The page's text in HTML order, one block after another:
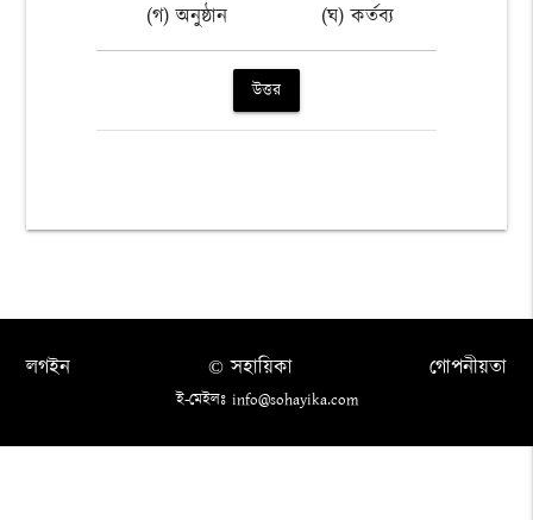
(গ) অনুষ্ঠান (ঘ) কর্তব্য
উত্তর
লগইন গোপনীয়তা
© সহায়িকা
ই-মেইলঃ info@sohayika.com